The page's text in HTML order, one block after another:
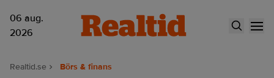
06 aug.
2026
Realtid.se Börs & finans